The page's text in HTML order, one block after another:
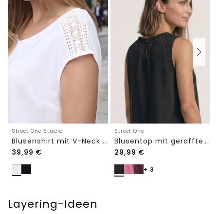
Street One Studio
Blusenshirt mit V-Neck und Spitze
39,99 €
Street One
Blusentop mit gerafftem Rundhals
29,99 €
+ 3
Layering-Ideen